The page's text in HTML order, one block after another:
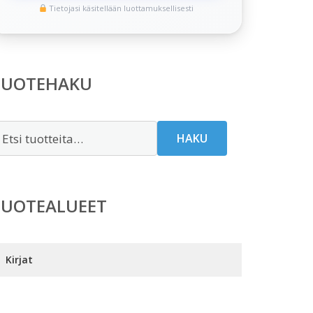
Tietojasi käsitellään luottamuksellisesti
HAKU
Kirjat